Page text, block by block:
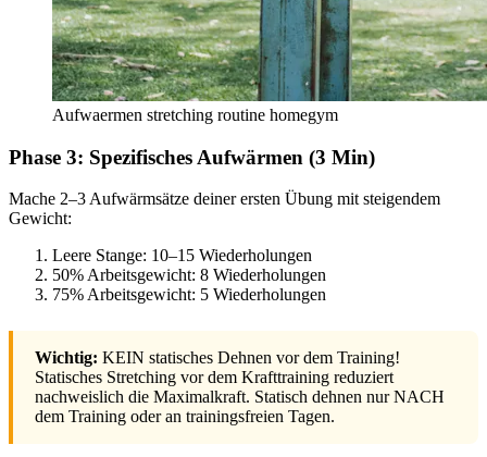
Aufwaermen stretching routine homegym
Phase 3: Spezifisches Aufwärmen (3 Min)
Mache 2–3 Aufwärmsätze deiner ersten Übung mit steigendem
Gewicht:
Leere Stange: 10–15 Wiederholungen
50% Arbeitsgewicht: 8 Wiederholungen
75% Arbeitsgewicht: 5 Wiederholungen
Wichtig: KEIN statisches Dehnen vor dem Training!
Statisches Stretching vor dem Krafttraining reduziert
nachweislich die Maximalkraft. Statisch dehnen nur NACH
dem Training oder an trainingsfreien Tagen.